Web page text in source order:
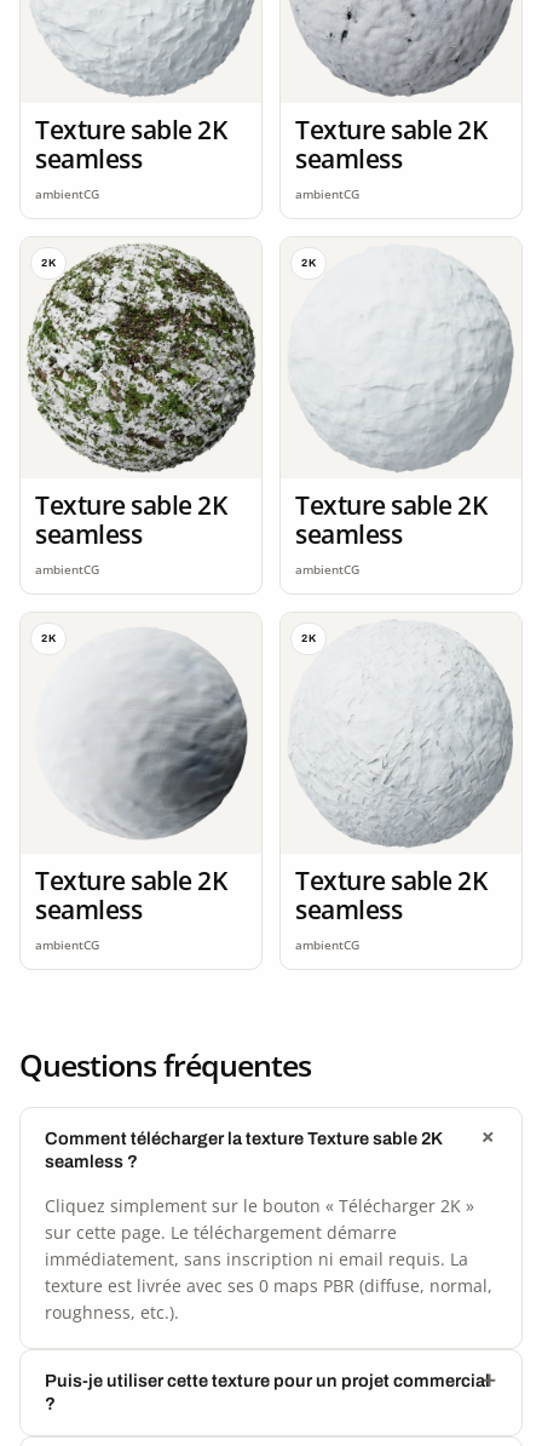
Texture sable 2K
seamless
ambientCG
Texture sable 2K
seamless
ambientCG
2K
Texture sable 2K
seamless
ambientCG
2K
Texture sable 2K
seamless
ambientCG
2K
Texture sable 2K
seamless
ambientCG
2K
Texture sable 2K
seamless
ambientCG
Questions fréquentes
Comment télécharger la texture Texture sable 2K
seamless ?
Cliquez simplement sur le bouton « Télécharger 2K »
sur cette page. Le téléchargement démarre
immédiatement, sans inscription ni email requis. La
texture est livrée avec ses 0 maps PBR (diffuse, normal,
roughness, etc.).
Puis-je utiliser cette texture pour un projet commercial
?